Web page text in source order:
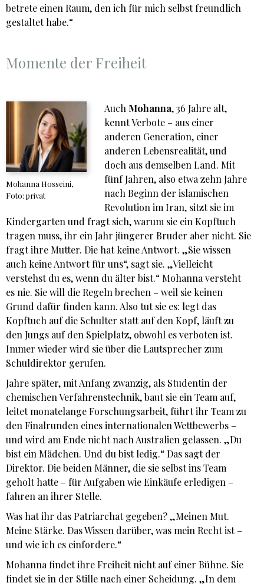
betrete einen Raum, den ich für mich selbst freundlich
gestaltet habe.“
Momente der Freiheit
Mohanna Hosseini,
Foto: privat
Auch Mohanna, 36 Jahre alt,
kennt Verbote – aus einer
anderen Generation, einer
anderen Lebensrealität, und
doch aus demselben Land. Mit
fünf Jahren, also etwa zehn Jahre
nach Beginn der islamischen
Revolution im Iran, sitzt sie im
Kindergarten und fragt sich, warum sie ein Kopftuch
tragen muss, ihr ein Jahr jüngerer Bruder aber nicht. Sie
fragt ihre Mutter. Die hat keine Antwort. „Sie wissen
auch keine Antwort für uns“, sagt sie. „Vielleicht
verstehst du es, wenn du älter bist.“ Mohanna versteht
es nie. Sie will die Regeln brechen – weil sie keinen
Grund dafür finden kann. Also tut sie es: legt das
Kopftuch auf die Schulter statt auf den Kopf, läuft zu
den Jungs auf den Spielplatz, obwohl es verboten ist.
Immer wieder wird sie über die Lautsprecher zum
Schuldirektor gerufen.
Jahre später, mit Anfang zwanzig, als Studentin der
chemischen Verfahrenstechnik, baut sie ein Team auf,
leitet monatelange Forschungsarbeit, führt ihr Team zu
den Finalrunden eines internationalen Wettbewerbs –
und wird am Ende nicht nach Australien gelassen. „Du
bist ein Mädchen. Und du bist ledig.“ Das sagt der
Direktor. Die beiden Männer, die sie selbst ins Team
geholt hatte – für Aufgaben wie Einkäufe erledigen –
fahren an ihrer Stelle.
Was hat ihr das Patriarchat gegeben? „Meinen Mut.
Meine Stärke. Das Wissen darüber, was mein Recht ist –
und wie ich es einfordere.“
Mohanna findet ihre Freiheit nicht auf einer Bühne. Sie
findet sie in der Stille nach einer Scheidung. „In dem